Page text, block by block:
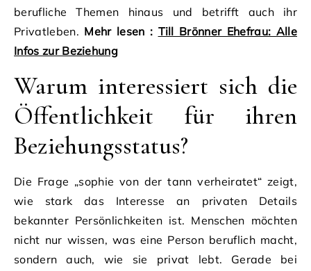
berufliche Themen hinaus und betrifft auch ihr
Privatleben. Mehr lesen : Till Brönner Ehefrau: Alle
Infos zur Beziehung
Warum interessiert sich die
Öffentlichkeit für ihren
Beziehungsstatus?
Die Frage „sophie von der tann verheiratet“ zeigt,
wie stark das Interesse an privaten Details
bekannter Persönlichkeiten ist. Menschen möchten
nicht nur wissen, was eine Person beruflich macht,
sondern auch, wie sie privat lebt. Gerade bei